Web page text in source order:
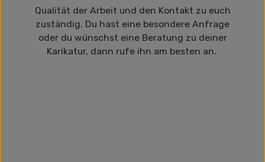
Qualität der Arbeit und den Kontakt zu euch
zuständig. Du hast eine besondere Anfrage
oder du wünschst eine Beratung zu deiner
Karikatur, dann rufe ihn am besten an.